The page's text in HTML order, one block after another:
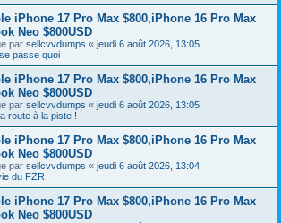
iPhone 17 Pro Max $800,iPhone 16 Pro Max
Neo $800USD
par sellcvvdumps « jeudi 6 août 2026, 13:05
passe quoi
iPhone 17 Pro Max $800,iPhone 16 Pro Max
Neo $800USD
par sellcvvdumps « jeudi 6 août 2026, 13:05
route à la piste !
iPhone 17 Pro Max $800,iPhone 16 Pro Max
Neo $800USD
par sellcvvdumps « jeudi 6 août 2026, 13:04
du FZR
iPhone 17 Pro Max $800,iPhone 16 Pro Max
Neo $800USD